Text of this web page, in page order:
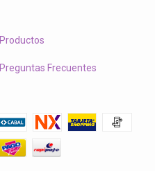
Productos
Preguntas Frecuentes